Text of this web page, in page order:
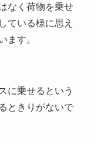
なく荷物を乗せ
ている様に思え
ます。
に乗せるという
ときりがないで